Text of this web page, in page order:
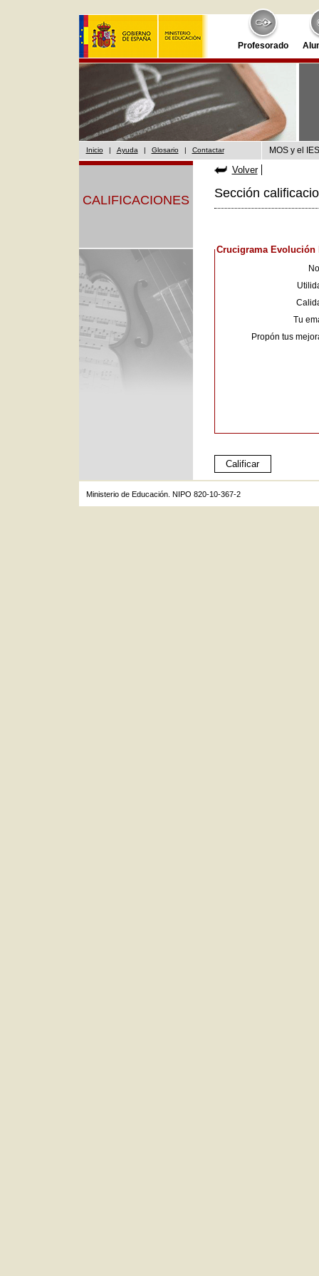
Profesorado
Inicio | Ayuda | Glosario | Contactar MOS y el
CALIFICACIONES
Volver
Sección
Crucigrama Evolución
Tu
Propón tus
Ministerio de Educación. NIPO 820-10-367-2